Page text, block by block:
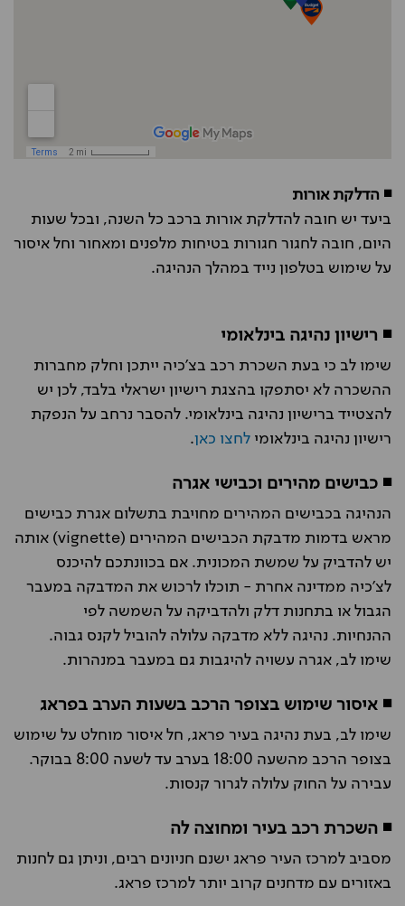
◾ הדלקת אורות
ביעד יש חובה להדלקת אורות ברכב כל השנה, ובכל שעות
היום, חובה לחגור חגורות בטיחות מלפנים ומאחור וחל איסור
על שימוש בטלפון נייד במהלך הנהיגה.
◾ רישיון נהיגה בינלאומי
שימו לב כי בעת השכרת רכב בצ'כיה ייתכן וחלק מחברות
ההשכרה לא יסתפקו בהצגת רישיון ישראלי בלבד, לכן יש
להצטייד ברישיון נהיגה בינלאומי. להסבר נרחב על הנפקת
רישיון נהיגה בינלאומי לחצו כאן.
◾ כבישים מהירים וכבישי אגרה
הנהיגה בכבישים המהירים מחויבת בתשלום אגרת כבישים
מראש בדמות מדבקת הכבישים המהירים (vignette) אותה
יש להדביק על שמשת המכונית. אם בכוונתכם להיכנס
לצ'כיה ממדינה אחרת - תוכלו לרכוש את המדבקה במעבר
הגבול או בתחנות דלק ולהדביקה על השמשה לפי
ההנחיות. נהיגה ללא מדבקה עלולה להוביל לקנס גבוה.
שימו לב, אגרה עשויה להיגבות גם במעבר במנהרות.
◾ איסור שימוש בצופר הרכב בשעות הערב בפראג
שימו לב, בעת נהיגה בעיר פראג, חל איסור מוחלט על שימוש
בצופר הרכב מהשעה 18:00 בערב עד לשעה 8:00 בבוקר.
עבירה על החוק עלולה לגרור קנסות.
◾ השכרת רכב בעיר ומחוצה לה
מסביב למרכז העיר פראג ישנם חניונים רבים, וניתן גם לחנות
באזורים עם מדחנים קרוב יותר למרכז פראג.